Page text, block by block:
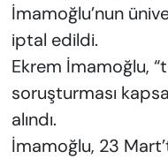
İmamoğlu’nun
iptal edildi.
Ekrem İmamoğlu,
soruşturması
alındı.
İmamoğlu, 23